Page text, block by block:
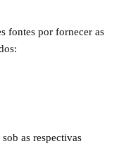
fontes por fornecer as
as respectivas